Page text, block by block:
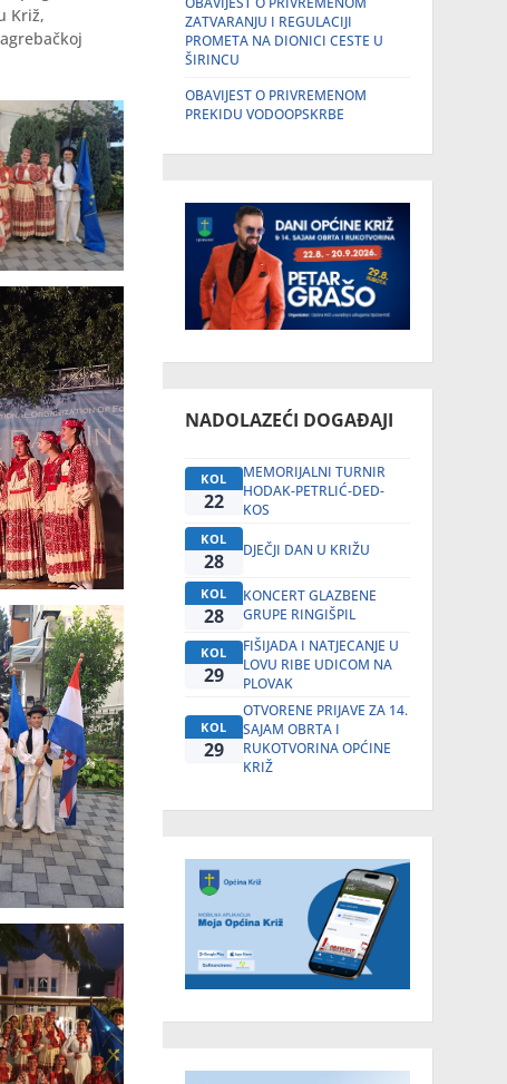
Križ,
ZATVARANJU I REGULACIJI
PROMETA NA DIONICI CESTE U
ŠIRINCU
OBAVIJEST O PRIVREMENOM
PREKIDU VODOOPSKRBE
NADOLAZEĆI DOGAĐAJI
KOL
22
MEMORIJALNI TURNIR
HODAK-PETRLIĆ-DED-
KOS
KOL
28 DJEČJI DAN U KRIŽU
KOL
28
KONCERT GLAZBENE
GRUPE RINGIŠPIL
KOL
29
FIŠIJADA I NATJECANJE U
LOVU RIBE UDICOM NA
PLOVAK
KOL
29
OTVORENE PRIJAVE ZA 14.
SAJAM OBRTA I
RUKOTVORINA OPĆINE
KRIŽ